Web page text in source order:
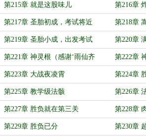
课 谢‘敛醉颜
第215章 就是这股味儿 第216章
第217章 圣胎初成，考试将近 第218章
第219章 圣胎小成，出发考试 第220章
第221章 神灵根（感谢‘雨仙齐
天’送给白真真10双外置灵根袜）
第222章
谢
第223章 大战夜凌霄 第224章
羽转账并
第225章 教学级法骸 第226章
第227章 胜负就在第三关 第228章
第229章 胜负已分 第230章